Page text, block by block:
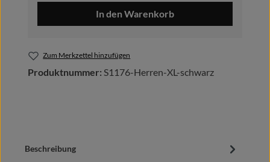
In den Warenkorb
Zum Merkzettel hinzufügen
Produktnummer: S1176-Herren-XL-schwarz
Beschreibung